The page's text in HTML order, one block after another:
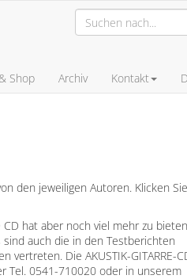
Shop Archiv Kontakt
den jeweiligen Autoren. Klicken Sie
hat aber noch viel mehr zu
auch die in den Testberichten
Die AKUSTIK-GITARRE-
Tel. 0541-710020 oder in unserem